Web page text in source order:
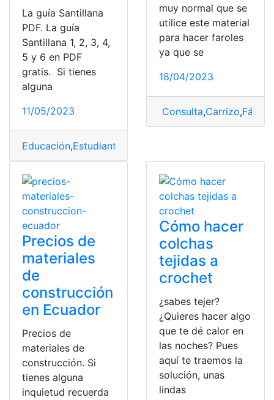
La guía Santillana
PDF. La guía
Santillana 1, 2, 3, 4,
5 y 6 en PDF
gratis. Si tienes
alguna
11/05/2023
Educación,Estudiantes
muy normal que se
utilice este material
para hacer faroles
ya que se
18/04/2023
Consulta,Carrizo,Fácil
Precios de
materiales
de
construcción
en Ecuador
Precios de
materiales de
construcción. Si
tienes alguna
inquietud recuerda
Cómo hacer
colchas
tejidas a
crochet
¿sabes tejer?
¿Quieres hacer algo
que te dé calor en
las noches? Pues
aquí te traemos la
solución, unas
lindas